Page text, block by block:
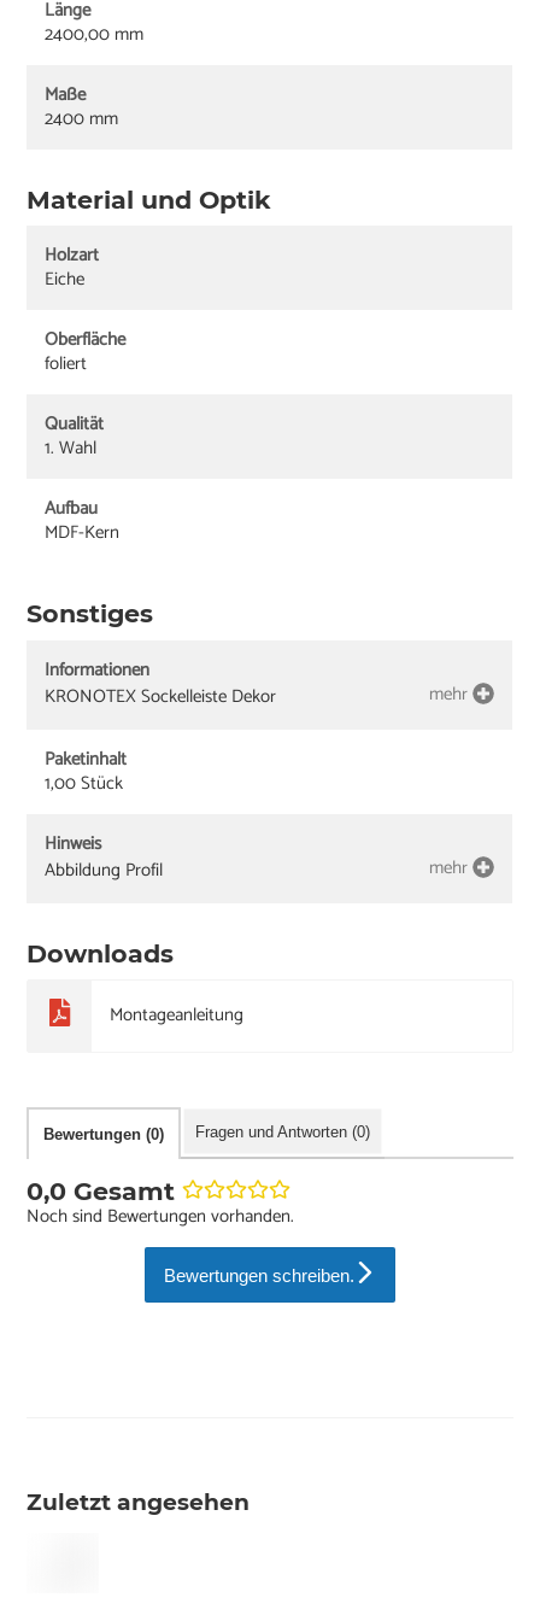
Länge
2400,00 mm
Maße
2400 mm
Material und Optik
Holzart
Eiche
Oberfläche
foliert
Qualität
1. Wahl
Aufbau
MDF-Kern
Sonstiges
Informationen
KRONOTEX Sockelleiste Dekor
mehr
Paketinhalt
1,00 Stück
Hinweis
Abbildung Profil
mehr
Downloads
Montageanleitung
Bewertungen (0) Fragen und Antworten (0)
0,0 Gesamt
Noch sind Bewertungen vorhanden.
Bewertungen schreiben.
Zuletzt angesehen